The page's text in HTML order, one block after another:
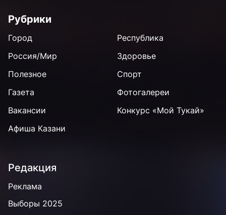
Рубрики
Город
Республика
Россия/Мир
Здоровье
Полезное
Спорт
Газета
Фотогалереи
Вакансии
Конкурс «Мой Тукай»
Афиша Казани
Редакция
Реклама
Выборы 2025